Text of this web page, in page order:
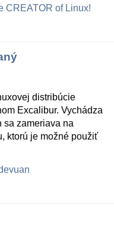
CREATOR of Linux!
distribúcie
Excalibur. Vychádza
sa zameriava na
ktorú je možné použiť